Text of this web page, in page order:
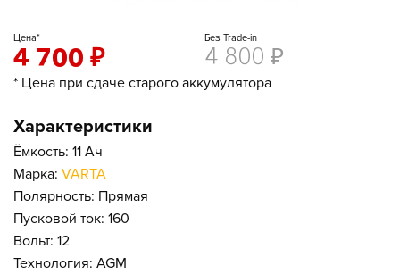
Цена*
4 700 ₽
Без Trade-in
4 800 ₽
* Цена при сдаче старого аккумулятора
Характеристики
Ёмкость: 11 Ач
Марка: VARTA
Полярность: Прямая
Пусковой ток: 160
Вольт: 12
Технология: AGM